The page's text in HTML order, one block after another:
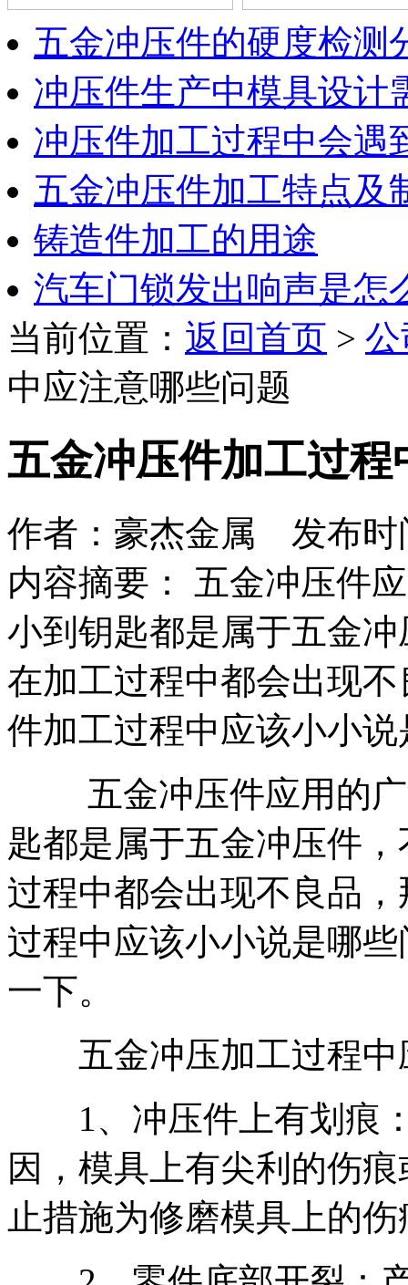
五金冲压件的硬度检测
冲压件生产中模具设计
冲压件加工过程中会遇
五金冲压件加工特点及
铸造件加工的用途
汽车门锁发出响声是怎
当前位置： 返回首页 >
中应注意哪些问题
五金冲压件加工过
作者：豪杰金属 发布时
内容摘要： 五金冲压件
小到钥匙都是属于五金
在加工过程中都会出现
件加工过程中应该小小
五金冲压件应用的广
匙都是属于五金冲压件
过程中都会出现不良品
过程中应该小小说是哪
一下。
五金冲压加工过程中
1、冲压件上有划痕：
因，模具上有尖利的伤
止措施为修磨模具上的